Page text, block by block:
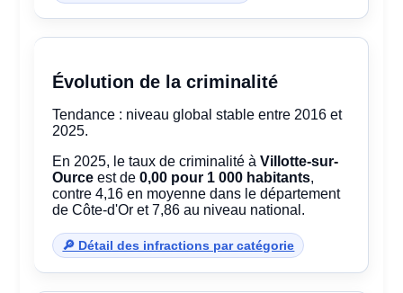
Évolution de la criminalité
Tendance : niveau global stable entre 2016 et
2025.
En 2025, le taux de criminalité àVillotte-sur-
Ource est de0,00 pour 1 000 habitants,
contre 4,16 en moyenne dans le département
de Côte-d'Or et 7,86 au niveau national.
🔎 Détail des infractions par catégorie